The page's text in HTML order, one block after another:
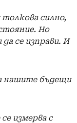
силно,
Но
се изправи. И
нашите бъдещи
измерва с